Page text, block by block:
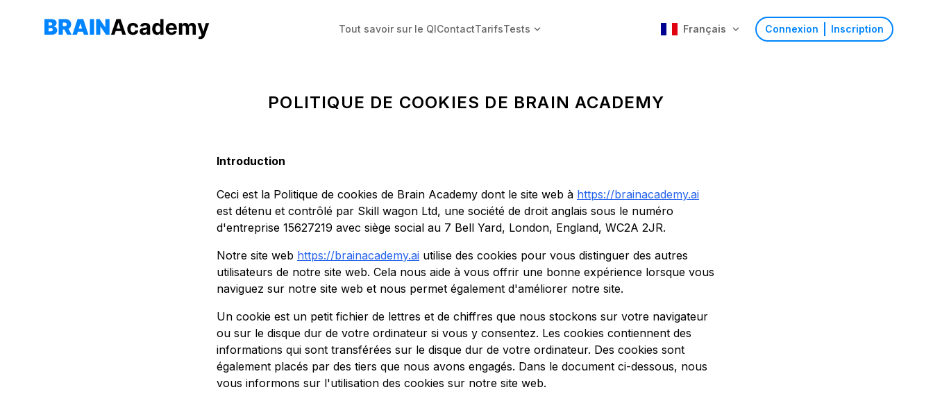
Tout savoir sur le QIContactTarifsTests Français Connexion Inscription
POLITIQUE DE COOKIES DE BRAIN ACADEMY
Introduction
Ceci est la Politique de cookies de Brain Academy dont le site web à https://brainacademy.ai
est détenu et contrôlé par Skill wagon Ltd, une société de droit anglais sous le numéro
d'entreprise 15627219 avec siège social au 7 Bell Yard, London, England, WC2A 2JR.
Notre site web https://brainacademy.ai utilise des cookies pour vous distinguer des autres
utilisateurs de notre site web. Cela nous aide à vous offrir une bonne expérience lorsque vous
naviguez sur notre site web et nous permet également d'améliorer notre site.
Un cookie est un petit fichier de lettres et de chiffres que nous stockons sur votre navigateur
ou sur le disque dur de votre ordinateur si vous y consentez. Les cookies contiennent des
informations qui sont transférées sur le disque dur de votre ordinateur. Des cookies sont
également placés par des tiers que nous avons engagés. Dans le document ci-dessous, nous
vous informons sur l'utilisation des cookies sur notre site web.